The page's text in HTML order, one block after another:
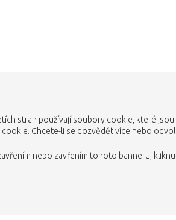
stran používají soubory cookie, které
Chcete-li se dozvědět více nebo
nebo zavřením tohoto banneru,